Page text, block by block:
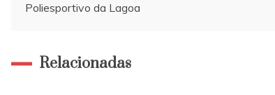
de
Post
Poliesportivo da Lagoa
Relacionadas